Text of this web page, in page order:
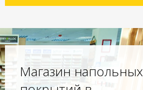
Магазин напольных